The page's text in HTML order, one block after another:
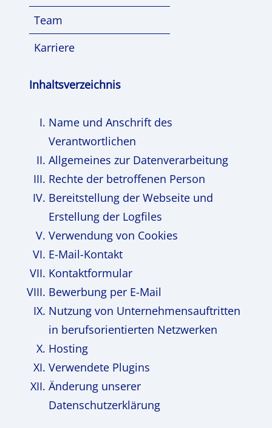
Team
Karriere
Inhaltsverzeichnis
Name und Anschrift des
Verantwortlichen
Allgemeines zur Datenverarbeitung
Rechte der betroffenen Person
Bereitstellung der Webseite und
Erstellung der Logfiles
Verwendung von Cookies
E-Mail-Kontakt
Kontaktformular
Bewerbung per E-Mail
Nutzung von Unternehmensauftritten
in berufsorientierten Netzwerken
Hosting
Verwendete Plugins
Änderung unserer
Datenschutzerklärung